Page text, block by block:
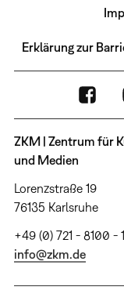
Erklärung zur
ZKM | Zentrum für
und Medien
Lorenzstraße 19
76135 Karlsruhe
+49 (0) 721 - 8100 -
info@zkm.de